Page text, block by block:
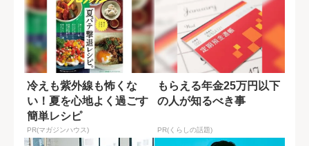
冷えも紫外線も怖くな
い！夏を心地よく過ごす
簡単レシピ
PR(マガジンハウス)
もらえる年金25万円以下
の人が知るべき事
PR(くらしの話題)